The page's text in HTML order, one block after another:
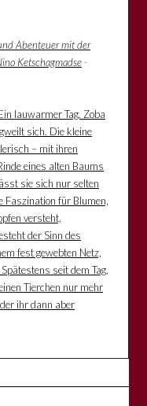
Abenteuer mit der
Ketschagmadse-
lauwarmer Tag. Zoba
sich. Die kleine
– mit ihren
eines alten Baums
sie sich nur selten
Faszination für Blumen,
versteht,
der Sinn des
fest gewebten Netz,
seit dem Tag,
Tierchen nur mehr
ihr dann aber